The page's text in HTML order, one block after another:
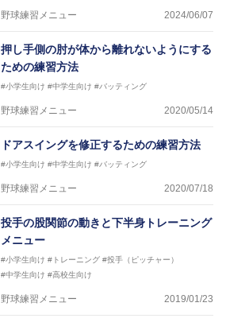
野球練習メニュー 2024/06/07
押し手側の肘が体から離れないようにする
ための練習方法
#小学生向け #中学生向け #バッティング
野球練習メニュー 2020/05/14
ドアスイングを修正するための練習方法
#小学生向け #中学生向け #バッティング
野球練習メニュー 2020/07/18
投手の股関節の動きと下半身トレーニング
メニュー
#小学生向け #トレーニング #投手（ピッチャー）
#中学生向け #高校生向け
野球練習メニュー 2019/01/23